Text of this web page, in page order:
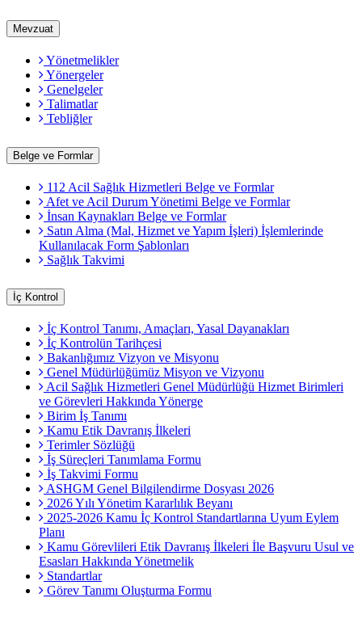
Mevzuat
Yönetmelikler
Yönergeler
Genelgeler
Talimatlar
Tebliğler
Belge ve Formlar
112 Acil Sağlık Hizmetleri Belge ve Formlar
Afet ve Acil Durum Yönetimi Belge ve Formlar
İnsan Kaynakları Belge ve Formlar
Satın Alma (Mal, Hizmet ve Yapım İşleri) İşlemlerinde
Kullanılacak Form Şablonları
Sağlık Takvimi
İç Kontrol
İç Kontrol Tanımı, Amaçları, Yasal Dayanakları
İç Kontrolün Tarihçesi
Bakanlığımız Vizyon ve Misyonu
Genel Müdürlüğümüz Misyon ve Vizyonu
Acil Sağlık Hizmetleri Genel Müdürlüğü Hizmet Birimleri
ve Görevleri Hakkında Yönerge
Birim İş Tanımı
Kamu Etik Davranış İlkeleri
Terimler Sözlüğü
İş Süreçleri Tanımlama Formu
İş Takvimi Formu
ASHGM Genel Bilgilendirme Dosyası 2026
2026 Yılı Yönetim Kararlılık Beyanı
2025-2026 Kamu İç Kontrol Standartlarına Uyum Eylem
Planı
Kamu Görevlileri Etik Davranış İlkeleri İle Başvuru Usul ve
Esasları Hakkında Yönetmelik
Standartlar
Görev Tanımı Oluşturma Formu